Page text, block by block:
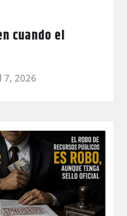
cuando el
7, 2026